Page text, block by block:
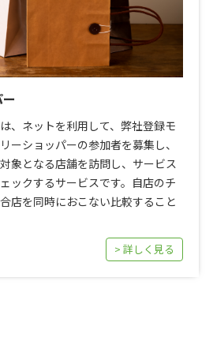
、ネットを利用して、弊社登録モ
ーショッパーの参加者を募集し、
象となる店舗を訪問し、サービス
ックするサービスです。自店のチ
店を同時におこない比較すること
> 詳しく見る